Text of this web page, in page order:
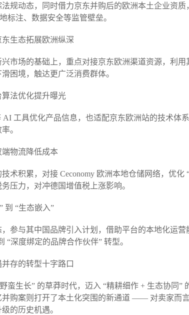
规动态，同时借力京东并购后的欧洲本土企业资
标注、数据安全等监管壁垒。​
生态拓展欧洲纵深​
市场的基础上，重点对接京东欧洲渠道资源，利用
困境，触达更广泛消费群体。​
法优化提升曝光​
AI 工具优化产品信息，也适配京东欧洲站的技术体
。​
物流降低成本​
术积累，对接 Ceconomy 欧洲本地仓储网络，优化
压力，对冲德国增值税上涨影响。​
到 “生态嵌入”​
参与其中国品牌引入计划，借助平台的本地化运
“深度绑定的品牌合作伙伴” 转型。​
存的转型十字路口​
蛮生长” 的草莽时代，迈入 “精耕细作 + 生态协同”
并购案则打开了本土化突围的新通道 —— 对卖家而
的历史机遇。​